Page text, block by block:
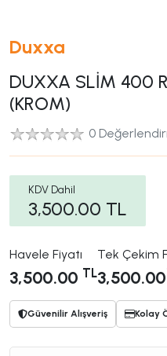
Duxxa
DUXXA SLİM 400
(KROM)
0
KDV Dahil
3,500.00 TL
Havele Fiyatı
3,500.00 TL
Tek Çekim
3,500.00
Güvenilir Alışveriş Kolay